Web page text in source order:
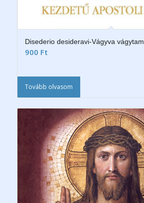
Disederio desideravi-Vágyva vágytam
900 Ft
Tovább olvasom